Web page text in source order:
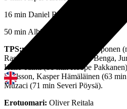
16 min Daniel Rantanen 0–2
50 min Albijon Muzaci 0–3 (rp)
TPS:n kokoonpano:
Jere Koponen
Rasmus Holma (C), Samba Benga,
Kalle Taimi (81 min Roope
Karlsson, Kasper Hämäläinen (63
Muzaci (71 min Severi Pöysä).
Erotuomari: Oliver Reitala